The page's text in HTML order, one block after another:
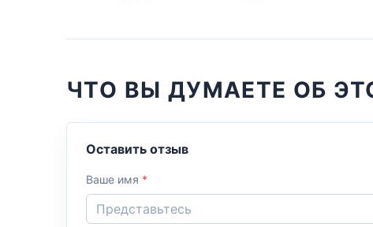
ЧТО ВЫ ДУМАЕТЕ ОБ
Оставить отзыв
Ваше имя *